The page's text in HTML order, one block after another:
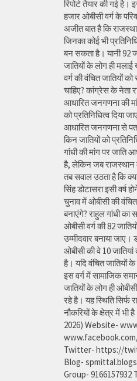
रिपोर्ट तैयार की गई
हजार ओबीसी वर्ग के
अजीत बात है कि
जिनका कोई भी
बन सकता है। यानी 92
जातियों के लोग ही
वर्ग की वंचित जातियों को
चाहिए? कांग्रेस के नेता
आधारित जनगणना की
को प्रतिनिधित्व दिया
आधारित जनगणना से
किन जातियों को
गांधी की मांग पर जाति
है, लेकिन जब राजस्थान में
तब सवाल उठता है कि
सिंह डोटासरा इसी वर्ष
चुनाव में ओबीसी की वंचित
बनाएंगे? राहुल गांधी का
ओबीसी वर्ग की 82
उम्मीदवार बनाया जाए।
ओबीसी की वे 10
है। यदि वंचित जातियों के
इस वर्ग में सामाजिक
जातियों के लोग ही
रहे है। यह स्थिति सिर्फ
नौकरियों के क्षेत्र में भी
2026) Website-
Twitter- https://
Blog-
Group- 9166157932